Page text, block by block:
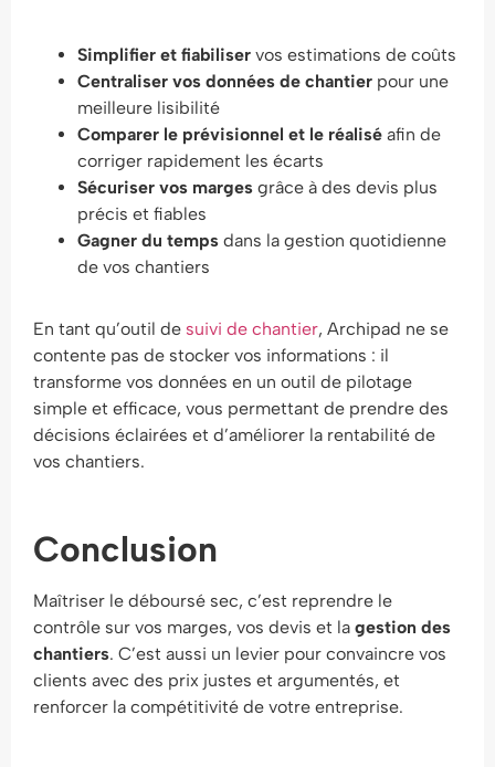
Simplifier et fiabiliser vos estimations de coûts
Centraliser vos données de chantier pour une
meilleure lisibilité
Comparer le prévisionnel et le réalisé afin de
corriger rapidement les écarts
Sécuriser vos marges grâce à des devis plus
précis et fiables
Gagner du temps dans la gestion quotidienne
de vos chantiers
En tant qu’outil de suivi de chantier, Archipad ne se
contente pas de stocker vos informations : il
transforme vos données en un outil de pilotage
simple et efficace, vous permettant de prendre des
décisions éclairées et d’améliorer la rentabilité de
vos chantiers.
Conclusion
Maîtriser le déboursé sec, c’est reprendre le
contrôle sur vos marges, vos devis et la gestion des
chantiers. C’est aussi un levier pour convaincre vos
clients avec des prix justes et argumentés, et
renforcer la compétitivité de votre entreprise.